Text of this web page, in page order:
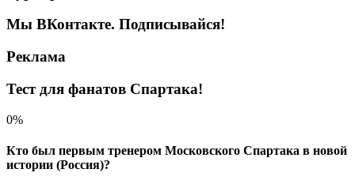
Мы ВКонтакте. Подписывайся!
Реклама
Тест для фанатов Спартака!
0%
Кто был первым тренером Московского Спартака в новой
истории (Россия)?